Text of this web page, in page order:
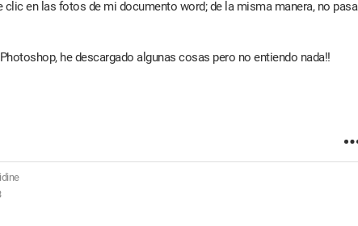
clic en las fotos de mi documento word; de la misma manera, no pasa
he descargado algunas cosas pero no entiendo nada!!